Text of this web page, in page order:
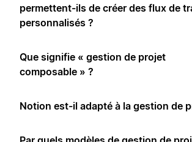
permettent-ils de créer des flux de
personnalisés ?
Que signifie « gestion de projet
composable » ?
Notion est-il adapté à la gestion de